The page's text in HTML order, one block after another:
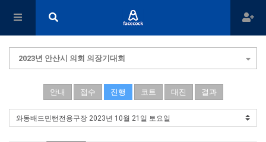
2023년 안산시 의회 의장기대회
안내 접수 진행 코트 대진 결과